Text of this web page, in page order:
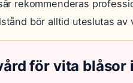
rekommenderas
bör alltid uteslutas av
för vita blåsor